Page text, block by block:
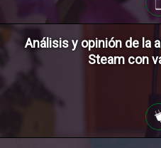
Análisis y opinión de la
Steam con